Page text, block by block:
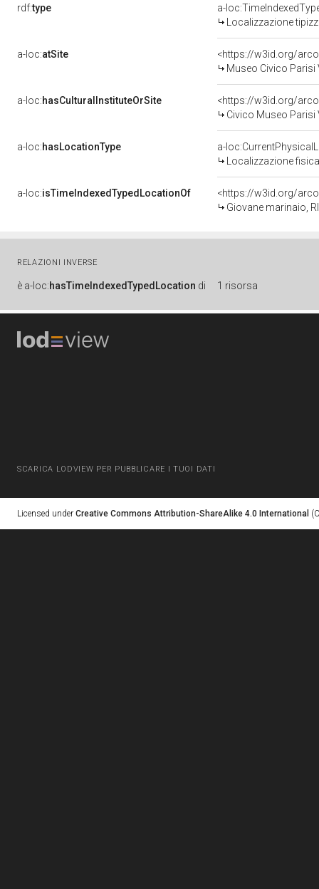
rdf:type
a-
Localizzazione
a-loc:atSite
<https://w3id.org/
Museo Civico Parisi
a-loc:hasCulturalInstituteOrSite
Civico Museo Parisi
a-loc:hasLocationType
a-
Localizzazione
a-loc:isTimeIndexedTypedLocationOf
<https://w3id.org/
Giovane marinaio,
RELAZIONI INVERSE
è a-loc:hasTimeIndexedTypedLocation di 1 risorsa
SCARICA LODVIEW PER PUBBLICARE I TUOI DATI
Licensed under Creative Commons Attribution-ShareAlike 4.0 International